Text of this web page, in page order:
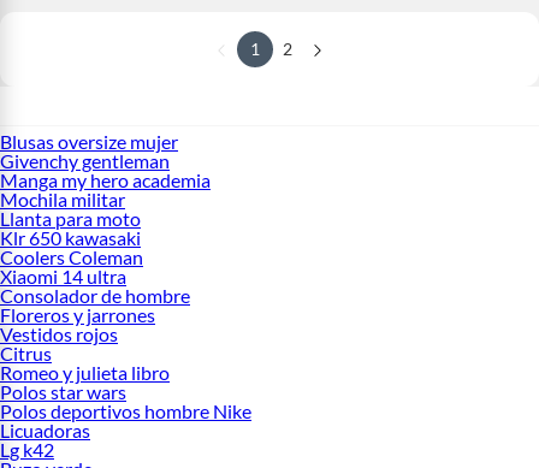
1 2
Blusas oversize mujer
Givenchy gentleman
Manga my hero academia
Mochila militar
Llanta para moto
Klr 650 kawasaki
Coolers Coleman
Xiaomi 14 ultra
Consolador de hombre
Floreros y jarrones
Vestidos rojos
Citrus
Romeo y julieta libro
Polos star wars
Polos deportivos hombre Nike
Licuadoras
Lg k42